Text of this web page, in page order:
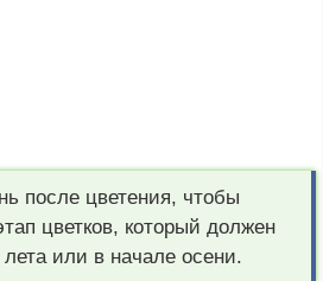
после цветения, чтобы
цветков, который должен
или в начале осени.